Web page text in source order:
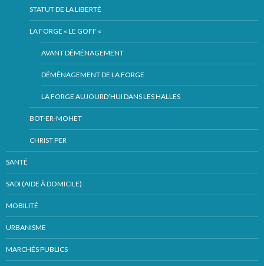
STATUT DE LA LIBERTÉ
LA FORGE « LE GOFF «
AVANT DÉMÉNAGEMENT
DÉMÉNAGEMENT DE LA FORGE
LA FORGE AUJOURD’HUI DANS LES HALLES
BOT-ER-MOHET
CHRIST PER
SANTÉ
SADI (AIDE À DOMICILE)
MOBILITÉ
URBANISME
MARCHÉS PUBLICS